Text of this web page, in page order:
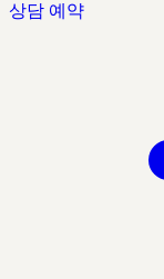
상담 예약